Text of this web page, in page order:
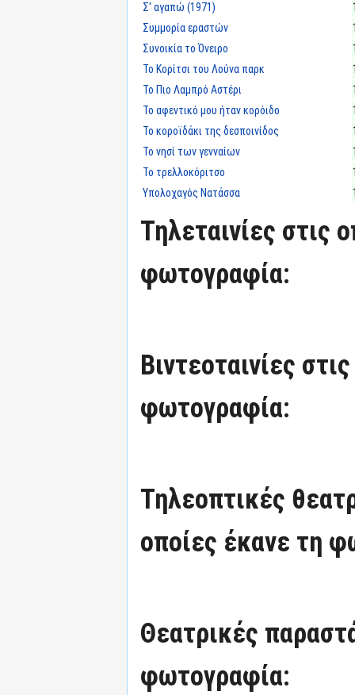
Σ' αγαπώ (1971)
Συμμορία εραστών
Συνοικία το Όνειρο
Το Κορίτσι του Λούνα παρκ
Το Πιο Λαμπρό Αστέρι
Το αφεντικό μου ήταν κορόιδο
Το κοροϊδάκι της δεσποινίδος
Το νησί των γενναίων
Το τρελλοκόριτσο
Υπολοχαγός Νατάσσα
Τηλεταινίες στις
φωτογραφία:
Βιντεοταινίες
φωτογραφία:
Τηλεοπτικές
οποίες έκανε τη
Θεατρικές
φωτογραφία: